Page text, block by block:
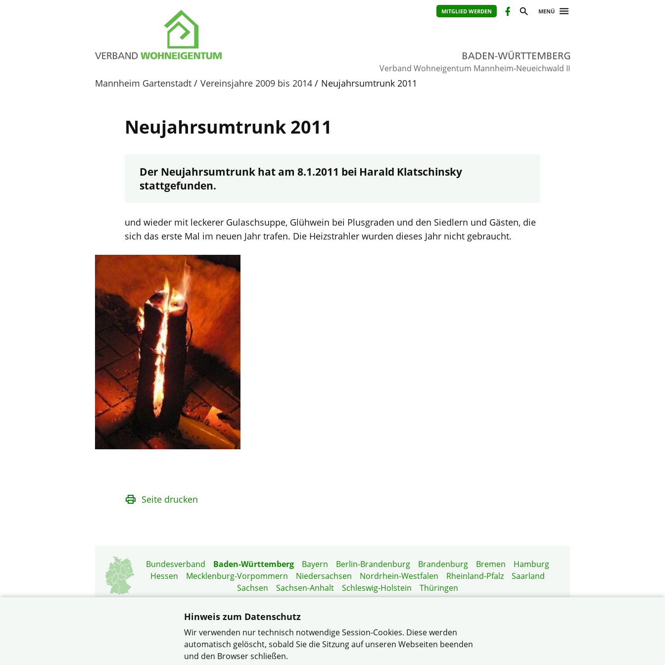
MITGLIED WERDEN MENÜ
Verband Wohneigentum Mannheim-Neueichwald II
Mannheim Gartenstadt Vereinsjahre 2009 bis 2014 Neujahrsumtrunk 2011
Neujahrsumtrunk 2011
Der Neujahrsumtrunk hat am 8.1.2011 bei Harald Klatschinsky
stattgefunden.
und wieder mit leckerer Gulaschsuppe, Glühwein bei Plusgraden und den Siedlern und Gästen, die
sich das erste Mal im neuen Jahr trafen. Die Heizstrahler wurden dieses Jahr nicht gebraucht.
Seite drucken
Bundesverband Baden-Württemberg Bayern Berlin-Brandenburg Brandenburg Bremen
Hamburg
Hessen
Mecklenburg-Vorpommern Niedersachsen Nordrhein-Westfalen Rheinland-Pfalz
Saarland
Sachsen
Sachsen-Anhalt Schleswig-Holstein
Thüringen
© Verband Wohneigentum Mannheim-Neueichwald II im Verband Wohneigentum Baden-Württemberg e.V.
Hinweis zum Datenschutz
Wir verwenden nur technisch notwendige Session-Cookies. Diese werden
automatisch gelöscht, sobald Sie die Sitzung auf unseren Webseiten beenden
und den Browser schließen.